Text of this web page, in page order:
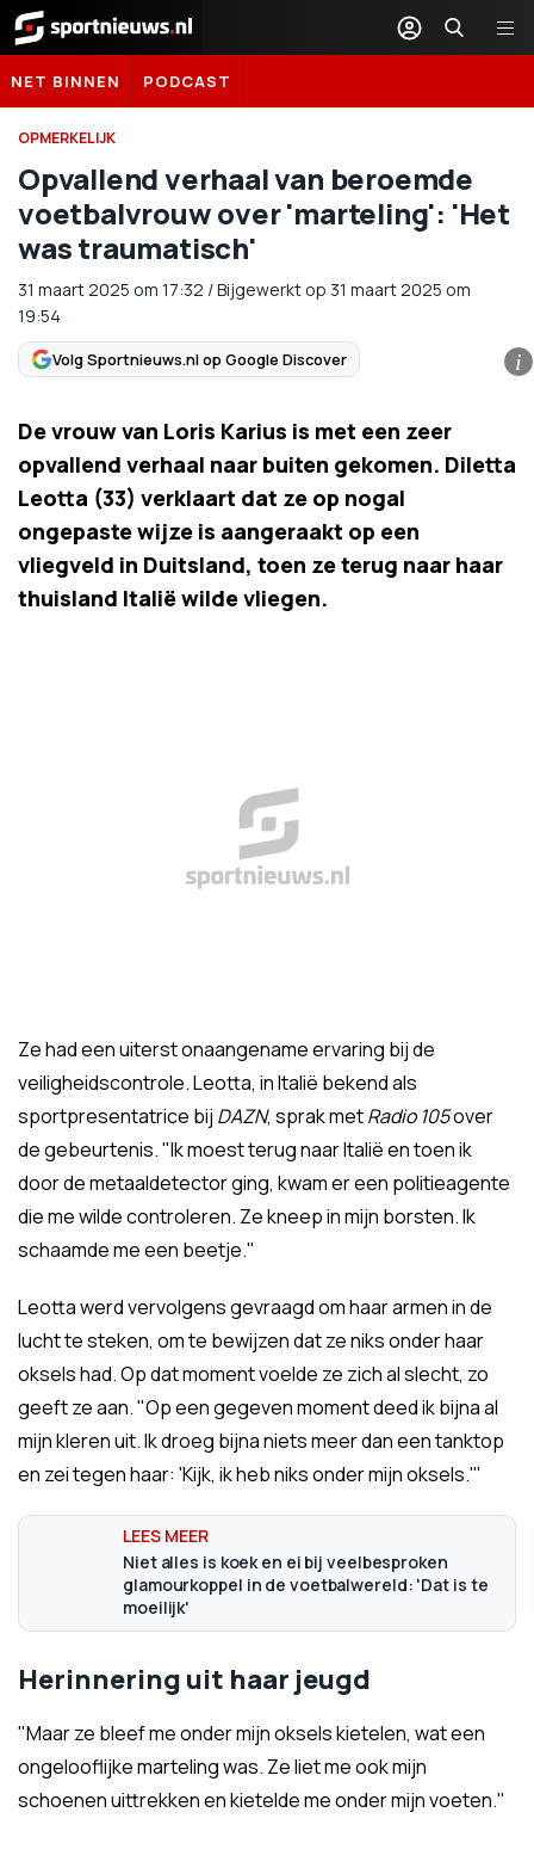
Sportnieuws.nl
NET BINNEN PODCAST
OPMERKELIJK
Opvallend verhaal van beroemde
voetbalvrouw over 'marteling': 'Het
was traumatisch'
31 maart 2025 om 17:32 /Bijgewerkt op 31 maart 2025 om
19:54
Volg Sportnieuws.nl op Google Discover i
De vrouw van Loris Karius is met een zeer
opvallend verhaal naar buiten gekomen. Diletta
Leotta (33) verklaart dat ze op nogal
ongepaste wijze is aangeraakt op een
vliegveld in Duitsland, toen ze terug naar haar
thuisland Italië wilde vliegen.
Ze had een uiterst onaangename ervaring bij de
veiligheidscontrole. Leotta, in Italië bekend als
sportpresentatrice bij DAZN, sprak metRadio 105over
de gebeurtenis. "Ik moest terug naar Italië en toen ik
door de metaaldetector ging, kwam er een politieagente
die me wilde controleren. Ze kneep in mijn borsten. Ik
schaamde me een beetje."
Leotta werd vervolgens gevraagd om haar armen in de
lucht te steken, om te bewijzen dat ze niks onder haar
oksels had. Op dat moment voelde ze zich al slecht, zo
geeft ze aan. "Op een gegeven moment deed ik bijna al
mijn kleren uit. Ik droeg bijna niets meer dan een tanktop
en zei tegen haar: 'Kijk, ik heb niks onder mijn oksels.'"
Niet alles is koek en ei bij veelbesproken
glamourkoppel in de voetbalwereld: 'Dat is te
moeilijk'
Herinnering uit haar jeugd
"Maar ze bleef me onder mijn oksels kietelen, wat een
ongelooflijke marteling was. Ze liet me ook mijn
schoenen uittrekken en kietelde me onder mijn voeten."